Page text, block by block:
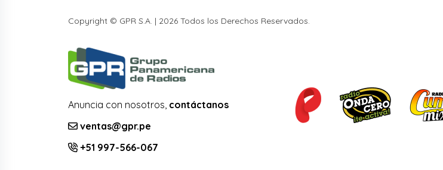
Copyright © GPR S.A. | 2026 Todos los Derechos Reservados.
Anuncia con nosotros, contáctanos
ventas@gpr.pe
+51 997-566-067